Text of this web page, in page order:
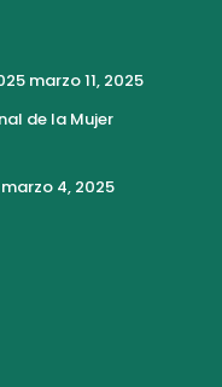
marzo 11, 2025
de la Mujer
marzo 4, 2025